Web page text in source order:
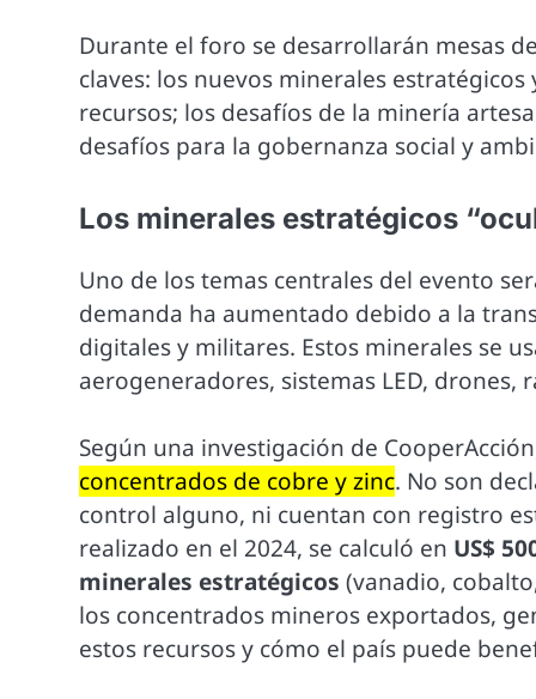
Durante el foro se desarrollarán mesas
claves: los nuevos minerales
recursos; los desafíos de la minería
desafíos para la gobernanza social y
Los minerales estratégicos
Uno de los temas centrales del evento
demanda ha aumentado debido a la
digitales y militares. Estos minerales se
aerogeneradores, sistemas LED,
Según una investigación de
concentrados de cobre y zinc. No son
control alguno, ni cuentan con registro
realizado en el 2024, se calculó en US$
minerales estratégicos (vanadio,
los concentrados mineros exportados,
estos recursos y cómo el país puede